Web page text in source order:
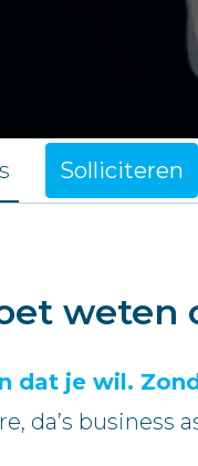
Solliciteren
weten
dat je wil.
da’s business